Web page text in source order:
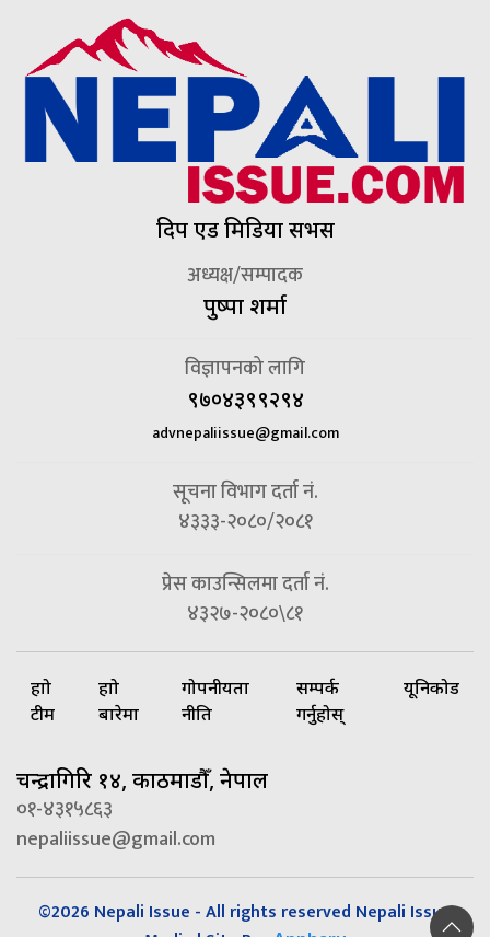
दिप एड मिडिया सर्भिस
अध्यक्ष/सम्पादक
पुष्पा शर्मा
विज्ञापनको लागि
९७०४३९९२९४
advnepaliissue@gmail.com
सूचना विभाग दर्ता नं.
४३३३-२०८०/२०८१
प्रेस काउन्सिलमा दर्ता नं.
४३२७-२०८०\८१
हाम्रो
टीम
हाम्रो
बारेमा
गोपनीयता
नीति
सम्पर्क
गर्नुहोस्
यूनिकोड
चन्द्रागिरि १४, काठमाडौँ, नेपाल
०१-४३१५८६३
nepaliissue@gmail.com
©2026 Nepali Issue - All rights reserved Nepali Issue